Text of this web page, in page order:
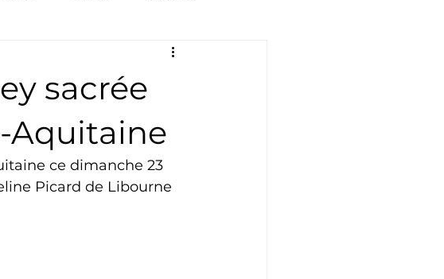
Athlétisme
sacrée
Aquitaine
ce dimanche 23
Picard de Libourne